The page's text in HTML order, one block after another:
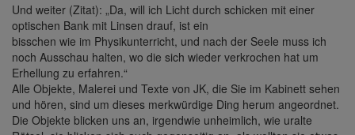
Und weiter (Zitat): „Da, will ich Licht durch schicken mit einer
optischen Bank mit Linsen drauf, ist ein
bisschen wie im Physikunterricht, und nach der Seele muss ich
noch Ausschau halten, wo die sich wieder verkrochen hat um
Erhellung zu erfahren.“
Alle Objekte, Malerei und Texte von JK, die Sie im Kabinett sehen
und hören, sind um dieses merkwürdige Ding herum angeordnet.
Die Objekte blicken uns an, irgendwie unheimlich, wie uralte